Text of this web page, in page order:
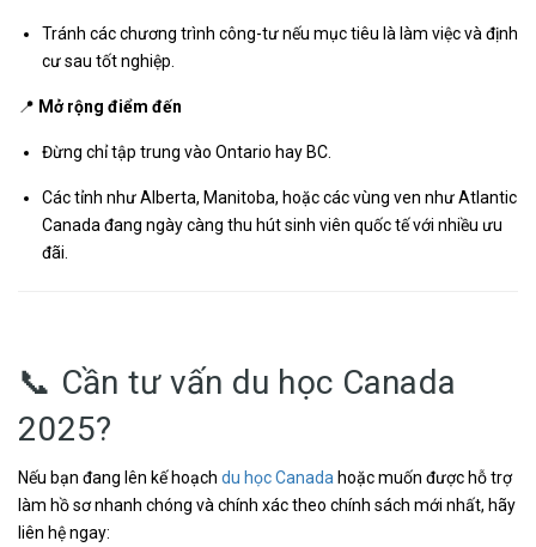
Tránh các chương trình công-tư nếu mục tiêu là làm việc và định
cư sau tốt nghiệp.
📍 Mở rộng điểm đến
Đừng chỉ tập trung vào Ontario hay BC.
Các tỉnh như Alberta, Manitoba, hoặc các vùng ven như Atlantic
Canada đang ngày càng thu hút sinh viên quốc tế với nhiều ưu
đãi.
📞 Cần tư vấn du học Canada
2025?
Nếu bạn đang lên kế hoạch du học Canada hoặc muốn được hỗ trợ
làm hồ sơ nhanh chóng và chính xác theo chính sách mới nhất, hãy
liên hệ ngay: